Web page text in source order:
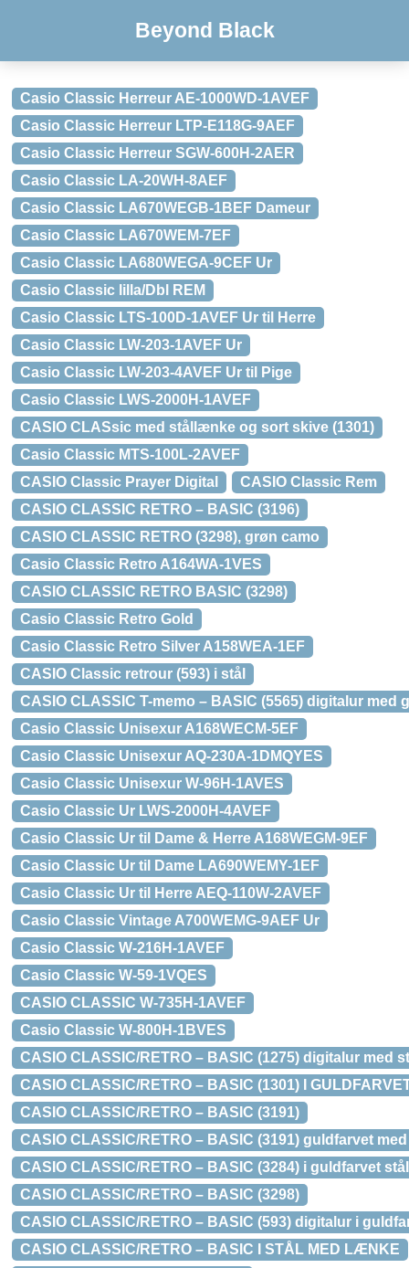
Beyond Black
Casio Classic Herreur AE-1000WD-1AVEF
Casio Classic Herreur LTP-E118G-9AEF
Casio Classic Herreur SGW-600H-2AER
Casio Classic LA-20WH-8AEF
Casio Classic LA670WEGB-1BEF Dameur
Casio Classic LA670WEM-7EF
Casio Classic LA680WEGA-9CEF Ur
Casio Classic lilla/Dbl REM
Casio Classic LTS-100D-1AVEF Ur til Herre
Casio Classic LW-203-1AVEF Ur
Casio Classic LW-203-4AVEF Ur til Pige
Casio Classic LWS-2000H-1AVEF
CASIO CLASsic med stållænke og sort skive (1301)
Casio Classic MTS-100L-2AVEF
CASIO Classic Prayer Digital
CASIO Classic Rem
CASIO CLASSIC RETRO – BASIC (3196)
CASIO CLASSIC RETRO (3298), grøn camo
Casio Classic Retro A164WA-1VES
CASIO CLASSIC RETRO BASIC (3298)
Casio Classic Retro Gold
Casio Classic Retro Silver A158WEA-1EF
CASIO Classic retrour (593) i stål
CASIO CLASSIC T-memo – BASIC (5565) digitalur med
Casio Classic Unisexur A168WECM-5EF
Casio Classic Unisexur AQ-230A-1DMQYES
Casio Classic Unisexur W-96H-1AVES
Casio Classic Ur LWS-2000H-4AVEF
Casio Classic Ur til Dame & Herre A168WEGM-9EF
Casio Classic Ur til Dame LA690WEMY-1EF
Casio Classic Ur til Herre AEQ-110W-2AVEF
Casio Classic Vintage A700WEMG-9AEF Ur
Casio Classic W-216H-1AVEF
Casio Classic W-59-1VQES
CASIO CLASSIC W-735H-1AVEF
Casio Classic W-800H-1BVES
CASIO CLASSIC/RETRO – BASIC (1275) digitalur med
CASIO CLASSIC/RETRO – BASIC (1301) I
CASIO CLASSIC/RETRO – BASIC (3191)
CASIO CLASSIC/RETRO – BASIC (3191) guldfarvet
CASIO CLASSIC/RETRO – BASIC (3284) i guldfarvet stål
CASIO CLASSIC/RETRO – BASIC (3298)
CASIO CLASSIC/RETRO – BASIC (593) digitalur i
CASIO CLASSIC/RETRO – BASIC I STÅL MED LÆNKE